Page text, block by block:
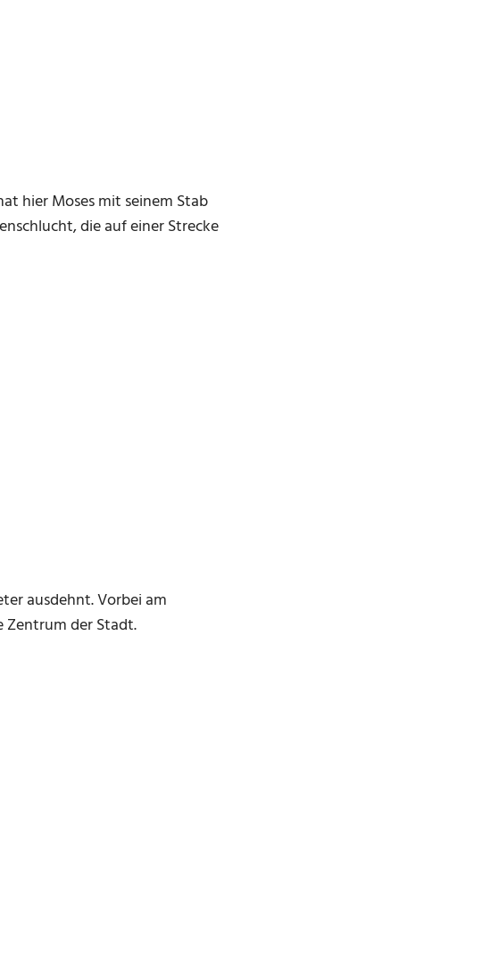
hier Moses mit seinem Stab
die auf einer Strecke
ausdehnt. Vorbei am
Zentrum der Stadt.